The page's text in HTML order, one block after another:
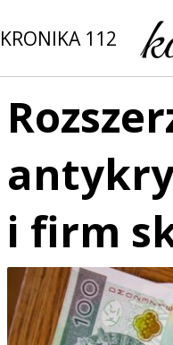
KRONIKA 112
i firm